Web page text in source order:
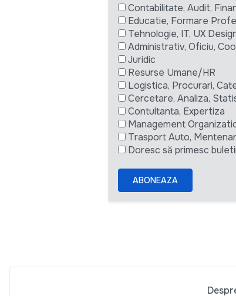
Contabilitate, Audit,
Educatie, Formare
Tehnologie, IT, UX
Administrativ, Oficiu,
Juridic
Resurse Umane/HR
Logistica, Procurari,
Cercetare, Analiza,
Contultanta, Expertiza
Management
Trasport Auto,
Doresc să primesc
ABONEAZA